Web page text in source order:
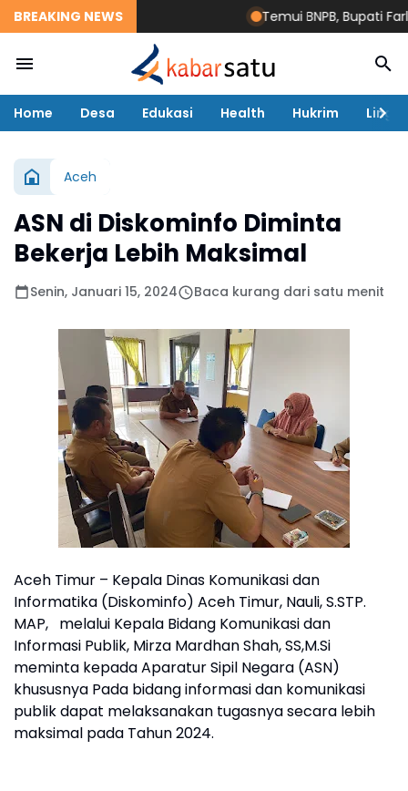
BREAKING NEWS Temui BNPB, Bupati
Home Desa Edukasi Health Hukrim
Aceh
ASN di Diskominfo Diminta
Bekerja Lebih Maksimal
Senin, Januari 15, 2024 Baca kurang dari satu menit
Aceh Timur – Kepala Dinas Komunikasi dan
Informatika (Diskominfo) Aceh Timur, Nauli, S.STP.
MAP, melalui Kepala Bidang Komunikasi dan
Informasi Publik, Mirza Mardhan Shah, SS,M.Si
meminta kepada Aparatur Sipil Negara (ASN)
khususnya Pada bidang informasi dan komunikasi
publik dapat melaksanakan tugasnya secara lebih
maksimal pada Tahun 2024.